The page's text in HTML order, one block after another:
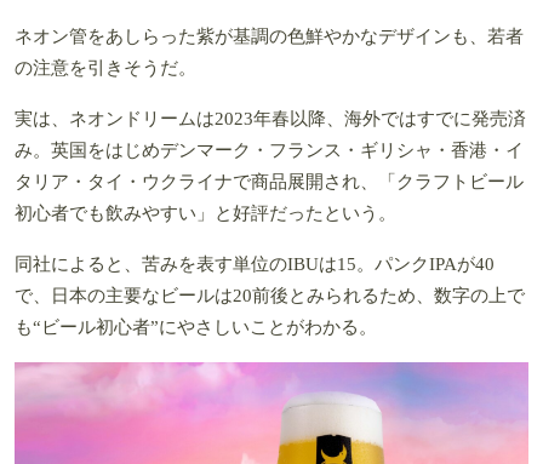
ネオン管をあしらった紫が基調の色鮮やかなデザインも、若者
の注意を引きそうだ。
実は、ネオンドリームは2023年春以降、海外ではすでに発売済
み。英国をはじめデンマーク・フランス・ギリシャ・香港・イ
タリア・タイ・ウクライナで商品展開され、「クラフトビール
初心者でも飲みやすい」と好評だったという。
同社によると、苦みを表す単位のIBUは15。パンクIPAが40
で、日本の主要なビールは20前後とみられるため、数字の上で
も“ビール初心者”にやさしいことがわかる。